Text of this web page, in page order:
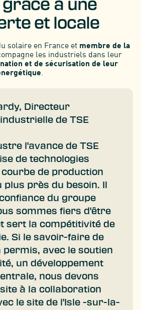
à une
et locale
solaire en France et membre de la
les industriels dans leur
et de sécurisation de leur
Directeur
de TSE
l'avance de TSE
de technologies
de production
près du besoin. Il
du groupe
sommes fiers d'être
sert la compétitivité de
Si le savoir-faire de
permis, avec le soutien
un développement
nous devons
à la collaboration
le site de l'Isle -sur-la-